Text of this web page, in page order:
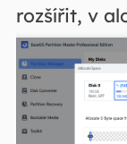
rozšířit, v